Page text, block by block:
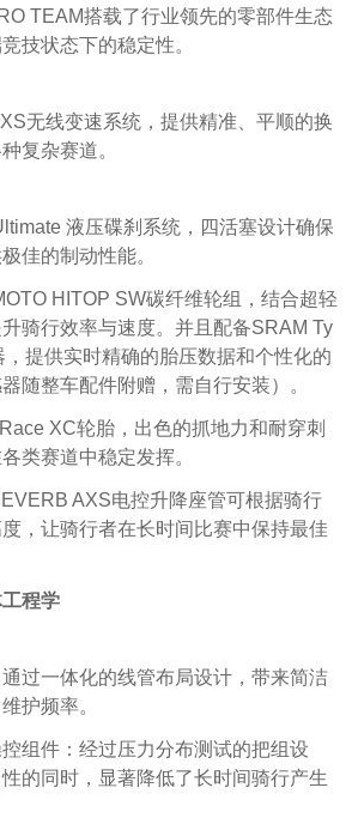
TEAM搭载了行业领先的零部件生态
技状态下的稳定性。
无线变速系统，提供精准、平顺的换
复杂赛道。
液压碟刹系统，四活塞设计确保
佳的制动性能。
HITOP SW碳纤维轮组，结合超轻
骑行效率与速度。并且配备SRAM Ty
提供实时精确的胎压数据和个性化的
随整车配件附赠，需自行安装）。
XC轮胎，出色的抓地力和耐穿刺
类赛道中稳定发挥。
AXS电控升降座管可根据骑行
，让骑行者在长时间比赛中保持最佳
程学
过一体化的线管布局设计，带来简洁
护频率。
组件：经过压力分布测试的把组设
的同时，显著降低了长时间骑行产生